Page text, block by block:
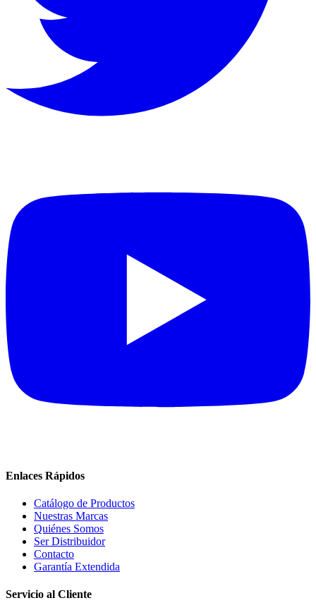
Enlaces Rápidos
Catálogo de Productos
Nuestras Marcas
Quiénes Somos
Ser Distribuidor
Contacto
Garantía Extendida
Servicio al Cliente